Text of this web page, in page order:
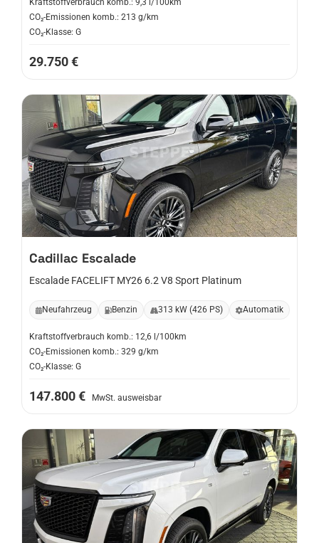
Kraftstoffverbrauch komb.: 9,3 l/100km
CO₂-Emissionen komb.: 213 g/km
CO₂-Klasse: G
29.750 €
Cadillac Escalade
Escalade FACELIFT MY26 6.2 V8 Sport Platinum
Neufahrzeug Benzin 313 kW (426 PS) Automatik
Kraftstoffverbrauch komb.: 12,6 l/100km
CO₂-Emissionen komb.: 329 g/km
CO₂-Klasse: G
147.800 € MwSt. ausweisbar